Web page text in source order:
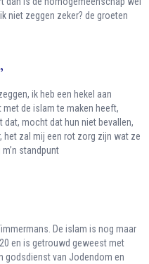
niet zeggen zeker? de groeten
ik heb een hekel aan
de islam te maken heeft,
dat, mocht dat hun niet bevallen,
het zal mij een rot zorg zijn wat ze
standpunt
De islam is nog maar
en is getrouwd geweest met
godsdienst van Jodendom en